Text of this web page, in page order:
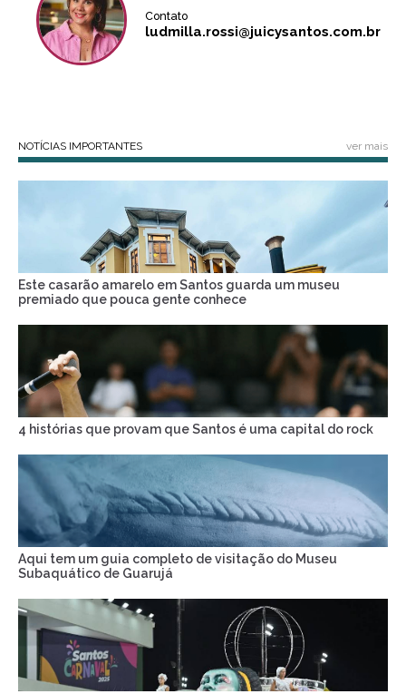
Contato
ludmilla.rossi@juicysantos.com.br
NOTÍCIAS IMPORTANTES ver mais
Este casarão amarelo em Santos guarda um museu
premiado que pouca gente conhece
4 histórias que provam que Santos é uma capital do rock
Aqui tem um guia completo de visitação do Museu
Subaquático de Guarujá